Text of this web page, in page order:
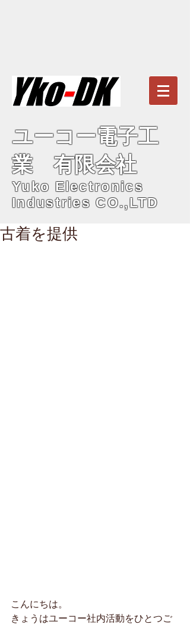
ユーコー電子工
業 有限会社
Yuko Electronics
Industries CO.,LTD
古着を提供
こんにちは。
きょうはユーコー社内活動をひとつご